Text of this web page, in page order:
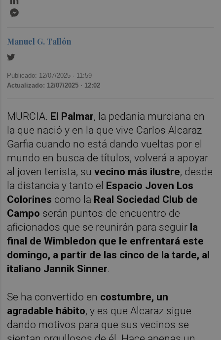
Manuel G. Tallón
Publicado: 12/07/2025 · 11:59
Actualizado: 12/07/2025 · 12:02
MURCIA. El Palmar, la pedanía murciana en
la que nació y en la que vive Carlos Alcaraz
Garfia cuando no está dando vueltas por el
mundo en busca de títulos, volverá a apoyar
al joven tenista, suvecino más ilustre, desde
la distancia y tanto el Espacio Joven Los
Colorines como la Real Sociedad Club de
Campo serán puntos de encuentro de
aficionados que se reunirán para seguir la
final de Wimbledon que le enfrentará este
domingo, a partir de las cinco de la tarde, al
italiano Jannik Sinner.
Se ha convertido en costumbre, un
agradable hábito, y es que Alcaraz sigue
dando motivos para que sus vecinos se